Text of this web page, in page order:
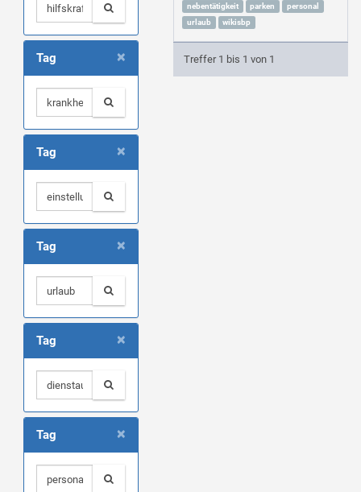
×
Tag
×
Tag
×
Tag
×
Tag
×
Tag
nebentätigkeit
parken
personal
urlaub
wikisbp
Treffer 1 bis 1 von 1